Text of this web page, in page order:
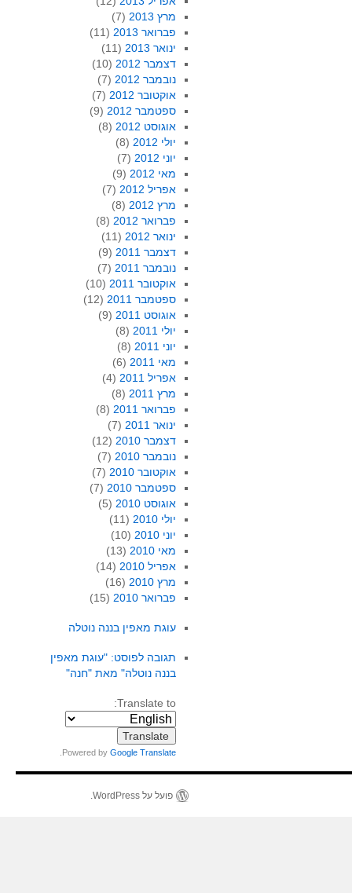
מרץ 2013
(7)
פברואר 2013
(11)
ינואר 2013
(11)
דצמבר 2012
(10)
נובמבר 2012
(7)
אוקטובר 2012
(7)
ספטמבר 2012
(9)
אוגוסט 2012
(8)
יולי 2012
(8)
יוני 2012
(7)
מאי 2012
(9)
אפריל 2012
(7)
מרץ 2012
(8)
פברואר 2012
(8)
ינואר 2012
(11)
דצמבר 2011
(9)
נובמבר 2011
(7)
אוקטובר 2011
(10)
ספטמבר 2011
(12)
אוגוסט 2011
(9)
יולי 2011
(8)
יוני 2011
(8)
מאי 2011
(6)
אפריל 2011
(4)
מרץ 2011
(8)
פברואר 2011
(8)
ינואר 2011
(7)
דצמבר 2010
(12)
נובמבר 2010
(7)
אוקטובר 2010
(7)
ספטמבר 2010
(7)
אוגוסט 2010
(5)
יולי 2010
(11)
יוני 2010
(10)
מאי 2010
(13)
אפריל 2010
(14)
מרץ 2010
(16)
פברואר 2010
(15)
עוגת מאפין בננה נוטלה
תגובה לפוסט: "עוגת מאפין
בננה נוטלה" מאת "חנה"
Translate to:
Powered byGoogle Translate
פועל על WordPress.